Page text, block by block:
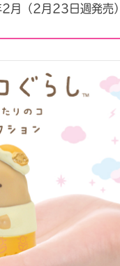
（2月23日週発売）